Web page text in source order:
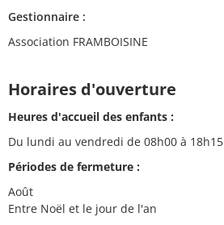
Gestionnaire :
Association FRAMBOISINE
Horaires d'ouverture
Heures d'accueil des enfants :
Du lundi au vendredi de 08h00 à 18h15
Périodes de fermeture :
Août
Entre Noël et le jour de l'an